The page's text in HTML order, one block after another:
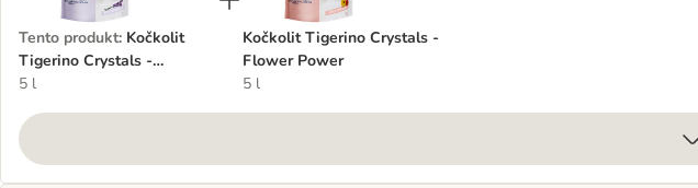
Tento produkt: Kočkolit
Tigerino Crystals -
Lavender
5 l
Kočkolit Tigerino Crystals -
Flower Power
5 l